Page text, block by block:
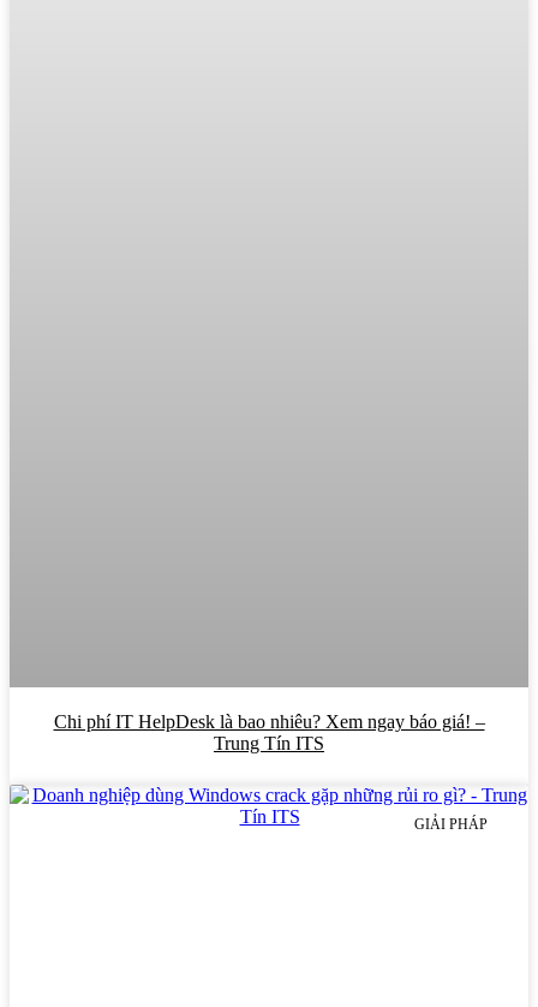
Chi phí IT HelpDesk là bao nhiêu? Xem ngay báo giá! –
Trung Tín ITS
GIẢI PHÁP